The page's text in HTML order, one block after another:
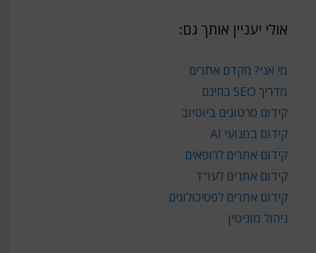
אולי יעניין אותך גם:
מי אני? מקדם אתרים
מדריך SEO בחינם
קידום סרטונים ביוטיוב
קידום במנועי AI
קידום אתרים לרופאים
קידום אתרים לעו"ד
קידום אתרים לפסיכולוגים
ניהול מוניטין